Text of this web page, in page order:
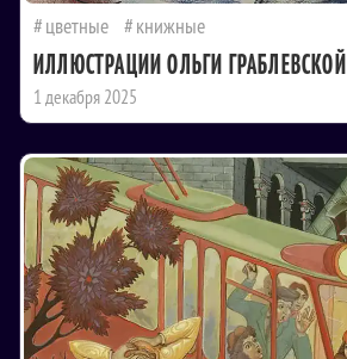
цветные книжные
ИЛЛЮСТРАЦИИ ОЛЬГИ ГРАБЛЕВСКОЙ
1 декабря 2025